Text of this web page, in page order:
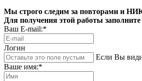
Мы строго следим за повторами и
Для получения этой работы
Ваш E-mail:*
Логин
Если Вы
Ваше имя:*